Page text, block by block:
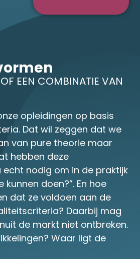
EEN COMBINATIE VAN
opleidingen op basis
Dat wil zeggen dat we
van pure theorie maar
hebben deze
nodig om in de praktijk
doen?”. En hoe
dat ze voldoen aan de
Daarbij mag
de markt niet ontbreken.
Waar ligt de